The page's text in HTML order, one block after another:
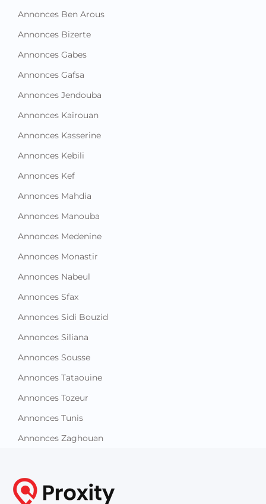
Annonces Ben Arous
Annonces Bizerte
Annonces Gabes
Annonces Gafsa
Annonces Jendouba
Annonces Kairouan
Annonces Kasserine
Annonces Kebili
Annonces Kef
Annonces Mahdia
Annonces Manouba
Annonces Medenine
Annonces Monastir
Annonces Nabeul
Annonces Sfax
Annonces Sidi Bouzid
Annonces Siliana
Annonces Sousse
Annonces Tataouine
Annonces Tozeur
Annonces Tunis
Annonces Zaghouan